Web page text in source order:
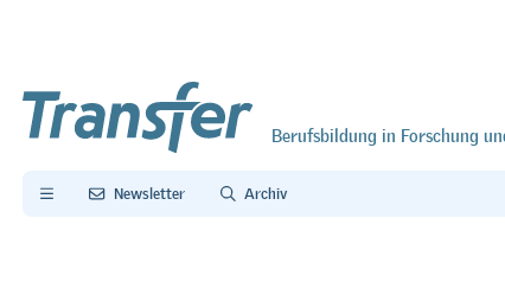
Berufsbildung in Forschung
Newsletter Archiv